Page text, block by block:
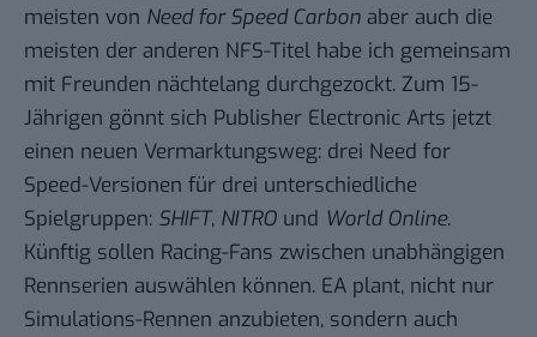
meisten von Need for Speed Carbon aber auch die
meisten der anderen NFS-Titel habe ich gemeinsam
mit Freunden nächtelang durchgezockt. Zum 15-
Jährigen gönnt sich Publisher Electronic Arts jetzt
einen neuen Vermarktungsweg: drei Need for
Speed-Versionen für drei unterschiedliche
Spielgruppen: SHIFT, NITRO und World Online.
Künftig sollen Racing-Fans zwischen unabhängigen
Rennserien auswählen können. EA plant, nicht nur
Simulations-Rennen anzubieten, sondern auch